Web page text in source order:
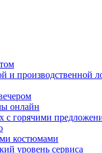
и производственной
онлайн
с горячими
костюмами
уровень сервиса